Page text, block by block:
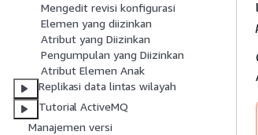
Mengedit revisi konfigurasi
Elemen yang diizinkan
Atribut yang Diizinkan
Pengumpulan yang Diizinkan
Atribut Elemen Anak
Replikasi data lintas wilayah
Tutorial ActiveMQ
Manajemen versi